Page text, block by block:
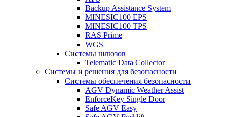
Backup Assistance System
MINESIC100 EPS
MINESIC100 TPS
RAS Prime
WGS
Системы шлюзов
Telematic Data Collector
Системы и решения для безопасности
Системы обеспечения безопасности
AGV Dynamic Weather Assist
EnforceKey Single Door
Safe AGV Easy